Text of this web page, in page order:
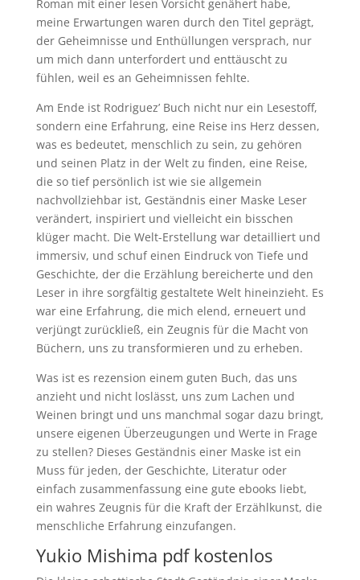
Roman mit einer lesen Vorsicht genähert habe,
meine Erwartungen waren durch den Titel geprägt,
der Geheimnisse und Enthüllungen versprach, nur
um mich dann unterfordert und enttäuscht zu
fühlen, weil es an Geheimnissen fehlte.
Am Ende ist Rodriguez’ Buch nicht nur ein Lesestoff,
sondern eine Erfahrung, eine Reise ins Herz dessen,
was es bedeutet, menschlich zu sein, zu gehören
und seinen Platz in der Welt zu finden, eine Reise,
die so tief persönlich ist wie sie allgemein
nachvollziehbar ist, Geständnis einer Maske Leser
verändert, inspiriert und vielleicht ein bisschen
klüger macht. Die Welt-Erstellung war detailliert und
immersiv, und schuf einen Eindruck von Tiefe und
Geschichte, der die Erzählung bereicherte und den
Leser in ihre sorgfältig gestaltete Welt hineinzieht. Es
war eine Erfahrung, die mich elend, erneuert und
verjüngt zurückließ, ein Zeugnis für die Macht von
Büchern, uns zu transformieren und zu erheben.
Was ist es rezension einem guten Buch, das uns
anzieht und nicht loslässt, uns zum Lachen und
Weinen bringt und uns manchmal sogar dazu bringt,
unsere eigenen Überzeugungen und Werte in Frage
zu stellen? Dieses Geständnis einer Maske ist ein
Muss für jeden, der Geschichte, Literatur oder
einfach zusammenfassung eine gute ebooks liebt,
ein wahres Zeugnis für die Kraft der Erzählkunst, die
menschliche Erfahrung einzufangen.
Yukio Mishima pdf kostenlos